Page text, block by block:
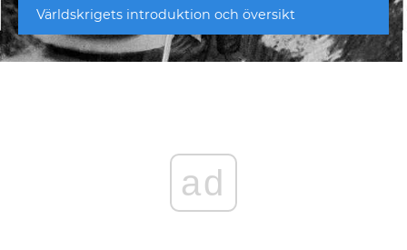
Världskrigets introduktion och översikt
ad